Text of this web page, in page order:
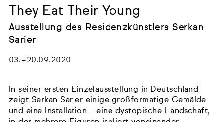
They Eat Their Young
Ausstellung des Residenzkünstlers Serkan
Sarier
03. – 20.09.2020
In seiner ersten Einzelausstellung in Deutschland
zeigt Serkan Sarier einige großformatige Gemälde
und eine Installation – eine dystopische Landschaft,